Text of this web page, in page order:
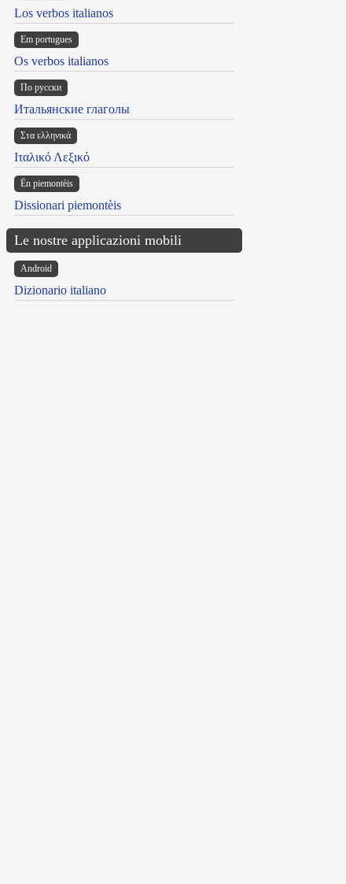
Los verbos italianos
Em portugues
Os verbos italianos
По русски
Итальянские глаголы
Στα ελληνικά
Ιταλικό Λεξικό
Ën piemontèis
Dissionari piemontèis
Le nostre applicazioni mobili
Android
Dizionario italiano